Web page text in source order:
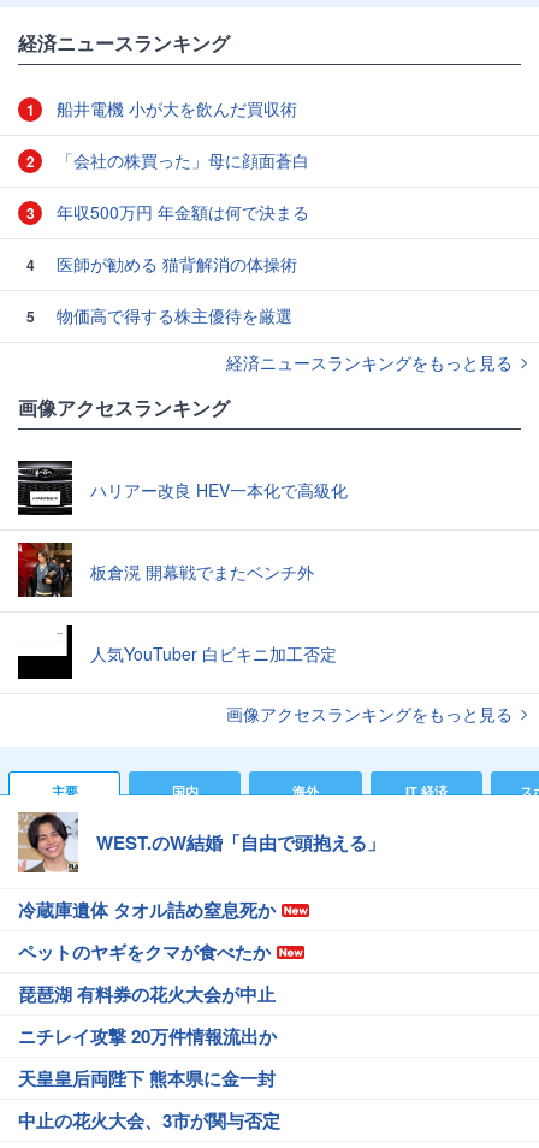
経済ニュースランキング
1 船井電機 小が大を飲んだ買収術
2 「会社の株買った」母に顔面蒼白
3 年収500万円 年金額は何で決まる
4 医師が勧める 猫背解消の体操術
5
物価高で得する株主優待を厳選
経済ニュースランキングをもっと見る
画像アクセスランキング
ハリアー改良 HEV一本化で高級化
板倉滉 開幕戦でまたベンチ外
人気YouTuber 白ビキニ加工否定
画像アクセスランキングをもっと見る
主要 国内 海外 IT 経済 ス
WEST.のW結婚「自由で頭抱える」
冷蔵庫遺体 タオル詰め窒息死か
ペットのヤギをクマが食べたか
琵琶湖 有料券の花火大会が中止
ニチレイ攻撃 20万件情報流出か
天皇皇后両陛下 熊本県に金一封
中止の花火大会、3市が関与否定